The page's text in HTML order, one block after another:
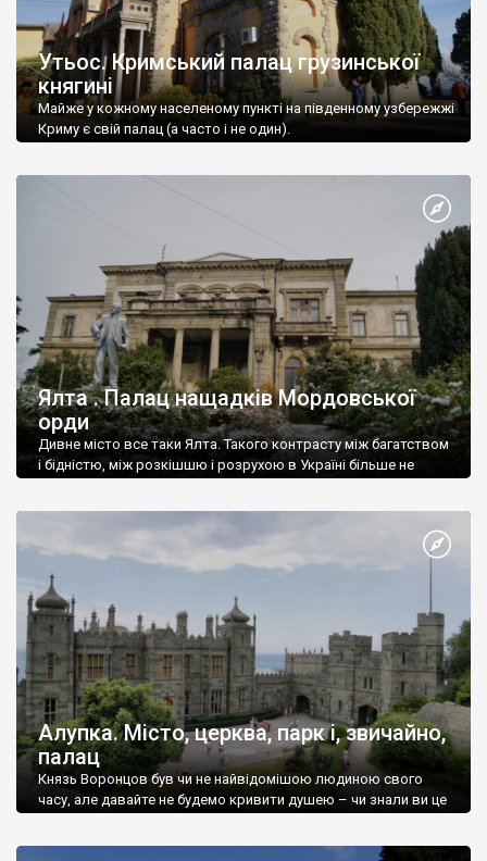
Утьос. Кримський палац грузинської
княгині
Майже у кожному населеному пункті на південному узбережжі
Криму є свій палац (а часто і не один).
Ялта . Палац нащадків Мордовської
орди
Дивне місто все таки Ялта. Такого контрасту між багатством
і бідністю, між розкішшю і розрухою в Україні більше не
Алупка. Місто, церква, парк і, звичайно,
палац
Князь Воронцов був чи не найвідомішою людиною свого
часу, але давайте не будемо кривити душею – чи знали ви це